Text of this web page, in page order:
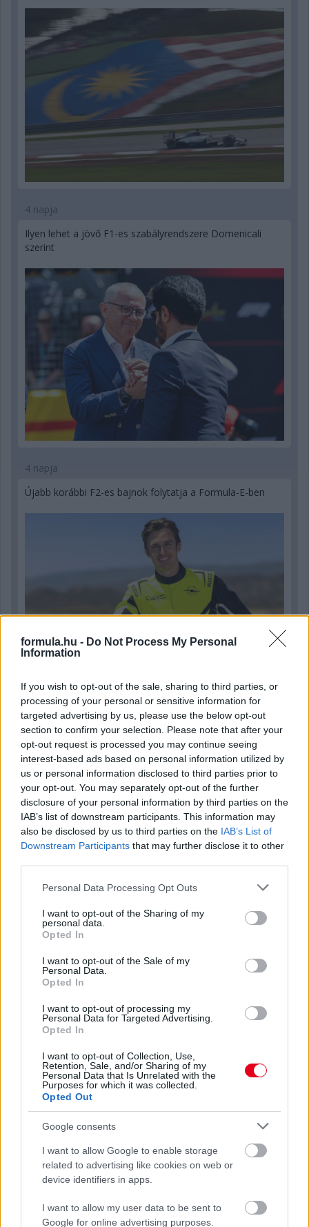
formula.hu - Do Not Process My Personal
Information
If you wish to opt-out of the sale, sharing to third parties, or
processing of your personal or sensitive information for
targeted advertising by us, please use the below opt-out
section to confirm your selection. Please note that after your
opt-out request is processed you may continue seeing
interest-based ads based on personal information utilized by
us or personal information disclosed to third parties prior to
your opt-out. You may separately opt-out of the further
disclosure of your personal information by third parties on the
IAB’s list of downstream participants. This information may
also be disclosed by us to third parties on the IAB’s List of
Downstream Participants that may further disclose it to other
Please note that this website/app uses one or more Google
not limited to your visit or usage behaviour. You may click to
grant or deny consent to Google and its third-party tags to
use your data for below specified purposes in below Google
consent section.
Personal Data Processing Opt Outs
I want to opt-out of the Sharing of my
personal data.
Opted In
I want to opt-out of the Sale of my
Personal Data.
Opted In
I want to opt-out of processing my
Personal Data for Targeted Advertising.
Opted In
I want to opt-out of Collection, Use,
Retention, Sale, and/or Sharing of my
Personal Data that Is Unrelated with the
Purposes for which it was collected.
Opted Out
Google consents
I want to allow Google to enable storage
related to advertising like cookies on web or
device identifiers in apps.
I want to allow my user data to be sent to
Google for online advertising purposes.
4 napja
Ilyen lehet a jövő F1-es szabályrendszere Domenicali
szerint
4 napja
Újabb korábbi F2-es bajnok folytatja a Formula-E-ben
4 napja
Newey biztos benne, hogy Alonso marad az Aston
Martinnál
5 napja
Lassuló fejlesztési ütemre számít a Red Bull
5 napja